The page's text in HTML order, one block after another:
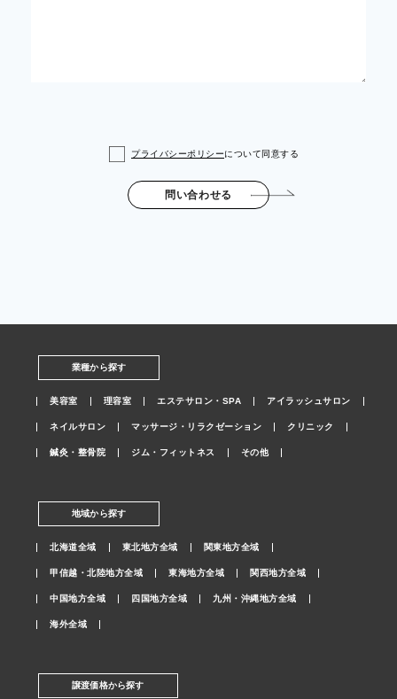
プライバシーポリシーについて同意する
問い合わせる
業種から探す
美容室 理容室 エステサロン・SPA アイラッシュサロン
ネイルサロン マッサージ・リラクゼーション クリニック
鍼灸・整骨院 ジム・フィットネス その他
地域から探す
北海道全域 東北地方全域 関東地方全域
甲信越・北陸地方全域 東海地方全域 関西地方全域
中国地方全域 四国地方全域 九州・沖縄地方全域
海外全域
譲渡価格から探す